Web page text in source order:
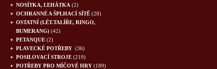
NOSÍTKA, LEHÁTKA (2)
OCHRANNÉ A ŠPLHACÍ SÍTĚ (28)
OSTATNÍ (LÉT.TALÍŘE, RINGO,
BUMERANG) (42)
PETANQUE (2)
PLAVECKÉ POTŘEBY (36)
POSILOVACÍ STROJE (219)
POTŘEBY PRO MÍČOVÉ HRY (189)